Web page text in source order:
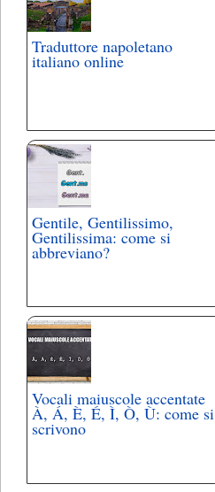
Traduttore napoletano
italiano online
Gentile, Gentilissimo,
Gentilissima: come si
abbreviano?
Vocali maiuscole accentate
À, Á, È, É, Ì, Ò, Ù: come si
scrivono